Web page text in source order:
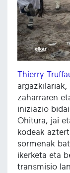
Thierry
zaharraren
iniziazio
Ohitura, jai
kodeak
sormenak
ikerketa eta
transmisio